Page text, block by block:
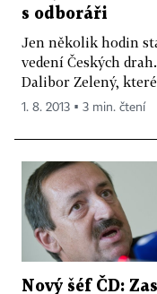
s odboráři
Jen několik hodin
vedení Českých
Dalibor Zelený,
1. 8. 2013 ▪ 3 min. čtení
Nový šéf ČD: